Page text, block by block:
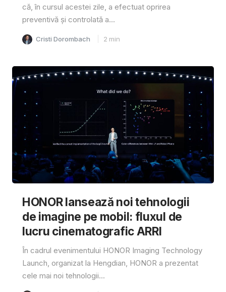
că, în cursul acestei zile, a efectuat oprirea
preventivă și controlată a...
Cristi Dorombach 2 min
HONOR lansează noi tehnologii
de imagine pe mobil: fluxul de
lucru cinematografic ARRI
În cadrul evenimentului HONOR Imaging Technology
Launch, organizat la Hengdian, HONOR a prezentat
cele mai noi tehnologii...